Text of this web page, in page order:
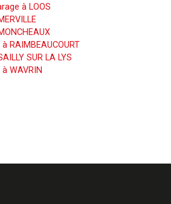
à LOOS
RAIMBEAUCOURT
SUR LA LYS
WAVRIN